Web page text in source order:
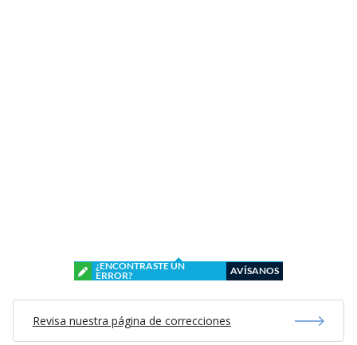
¿ENCONTRASTE UN
ERROR?
AVÍSANOS
Revisa nuestra página de correcciones